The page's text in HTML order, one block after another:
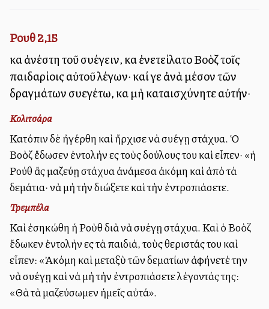
Ρουθ 2,15
καὶ ἀνέστη τοῦ συλλέγειν, καὶ ἐνετείλατο Βοὸζ τοῖς
παιδαρίοις αὐτοῦ λέγων· καί γε ἀνὰ μέσον τῶν
δραγμάτων συλλεγέτω, καὶ μὴ καταισχύνητε αὐτήν·
Κολιτσάρα
Κατόπιν δὲ ἠγέρθη καὶ ἤρχισε νὰ συλλέγῃ στάχυα. Ὁ
Βοὸζ ἔδωσεν ἐντολὴν εἰς τοὺς δούλους του καὶ εἶπεν· «ἡ
Ρούθ ἂς μαζεύῃ στάχυα ἀνάμεσα ἀκόμη καὶ ἀπὸ τὰ
δεμάτια· νὰ μὴ τὴν διώξετε καὶ τὴν ἐντροπιάσετε.
Τρεμπέλα
Καὶ ἐσηκώθη ἡ Ροὺθ διὰ νὰ συλλέγῃ στάχυα. Καὶ ὁ Βοὸζ
ἔδωκεν ἐντολὴν εἰς τὰ παιδιά, τοὺς θεριστάς του καὶ
εἶπεν: «Ἀκόμη καὶ μεταξὺ τῶν δεματίων ἀφήνετέ την
νὰ συλλέγῃ καὶ νὰ μὴ τὴν ἐντροπιάσετε λέγοντάς της:
«Θὰ τὰ μαζεύσωμεν ἡμεῖς αὐτά».